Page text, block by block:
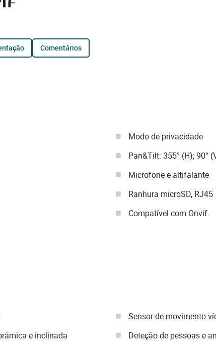
comentários
Modo de privacidade
Pan&Tilt: 355° (H); 90°
Microfone e altifalante
Ranhura microSD, RJ45
Compatível com Onvif.
e inclinada
Sensor de movimento
Deteção de pessoas e